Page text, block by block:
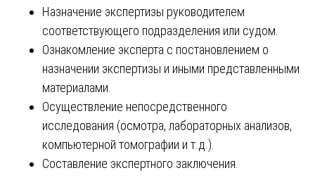
Назначение экспертизы руководителем
соответствующего подразделения или судом.
Ознакомление эксперта с постановлением о
назначении экспертизы и иными представленными
материалами.
Осуществление непосредственного
исследования (осмотра, лабораторных анализов,
компьютерной томографии и т.д.).
Составление экспертного заключения.